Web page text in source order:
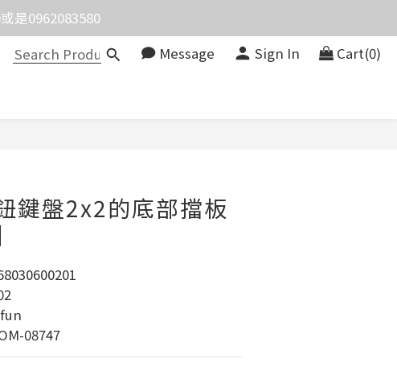
報價。
是0962083580
報價。
Message Sign In Cart(0)
鍵盤2x2的底部擋板
08747